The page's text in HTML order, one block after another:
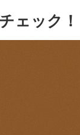
ェック！